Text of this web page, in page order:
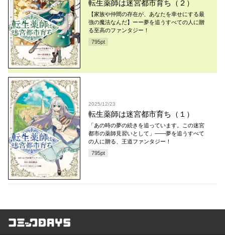
転生薬師は迷宮都市育ち（２）
【家族や仲間の存在が、あなたを幸せにする最
強の魔法なんだ】ーー夢を追うすべての人に贈
る至高のファンタジー！
795pt
2025/12/23
転生薬師は迷宮都市育ち（１）
「あの時の夢の続きを追っています。この迷宮
都市の薬師見習いとして」――夢を追うすべて
の人に贈る、王道ファンタジー！
795pt
コミックDAYS